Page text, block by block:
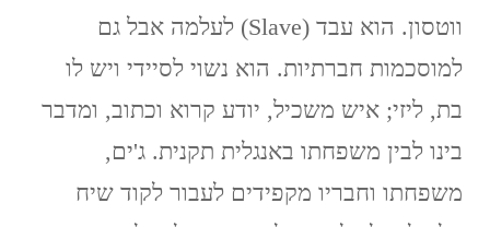
ווטסון. הוא עבד (Slave) לעלמה אבל גם
למוסכמות חברתיות. הוא נשוי לסיידי ויש לו
בת, ליזי; איש משכיל, יודע קרוא וכתוב, ומדבר
בינו לבין משפחתו באנגלית תקנית. ג'ים,
משפחתו וחבריו מקפידים לעבור לקוד שיח